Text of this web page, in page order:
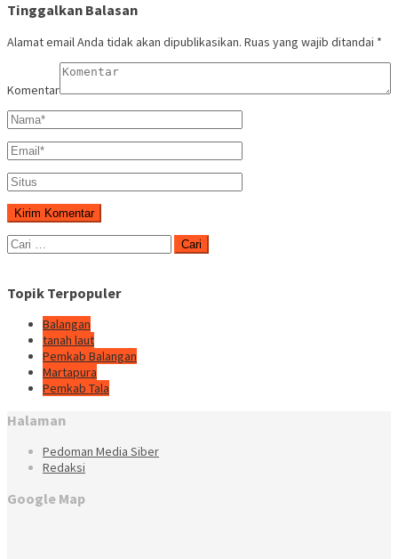
Tinggalkan Balasan
Alamat email Anda tidak akan dipublikasikan. Ruas yang wajib ditandai *
Komentar
Cari
untuk:
Topik Terpopuler
Balangan
tanah laut
Pemkab Balangan
Martapura
Pemkab Tala
Halaman
Pedoman Media Siber
Redaksi
Google Map